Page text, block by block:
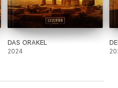
DAS ORAKEL
2024